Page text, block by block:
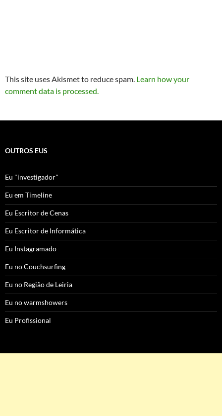
This site uses Akismet to reduce spam. Learn how your
comment data is processed.
OUTROS EUS
Eu "investigador"
Eu em Timeline
Eu Escritor de Cenas
Eu Escritor de Informática
Eu Instagramado
Eu no Couchsurfing
Eu no Região de Leiria
Eu no warmshowers
Eu Profissional